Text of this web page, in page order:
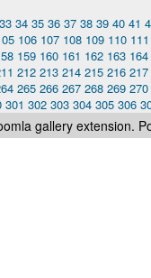
33 34 35 36 37 38 39 40 41
106 107 108 109 110 111
159 160 161 162 163 164
212 213 214 215 216 217
265 266 267 268 269 270
301 302 303 304 305 306
galleryextension.